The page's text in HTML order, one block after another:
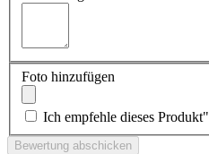
Foto hinzufügen
Ich empfehle dieses Produkt"
Bewertung abschicken